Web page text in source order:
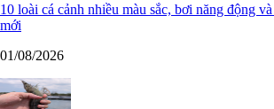
10 loài cá cảnh nhiều màu sắc, bơi năng động
mới
01/08/2026